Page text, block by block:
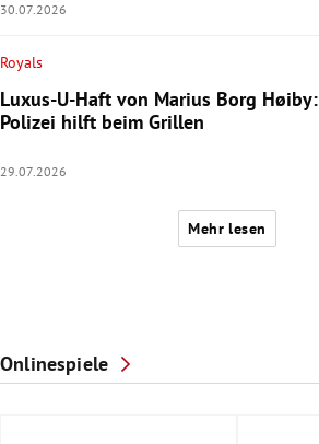
30.07.2026
Royals
Luxus-U-Haft von Marius Borg Høiby:
Polizei hilft beim Grillen
29.07.2026
Mehr lesen
Onlinespiele